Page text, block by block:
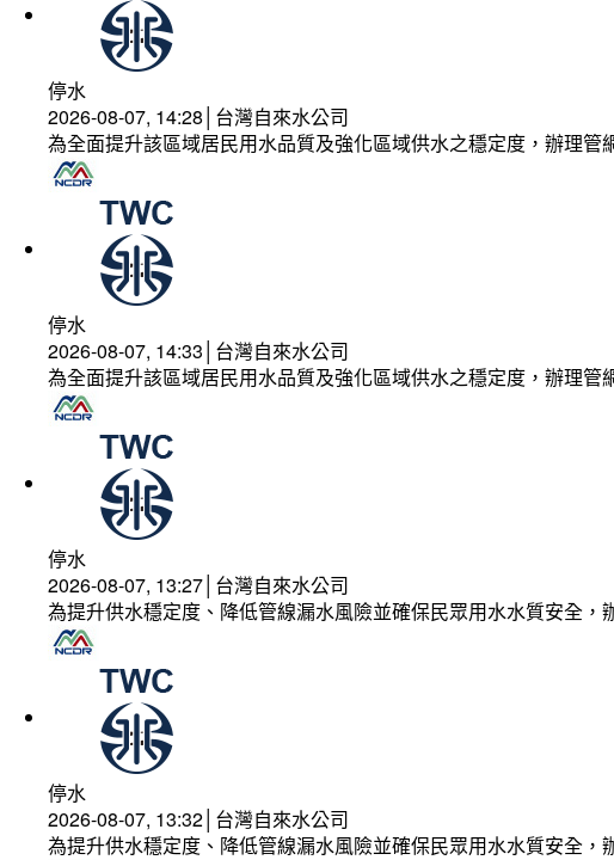
停水
2026-08-07, 14:28│台灣自來水公司
為全面提升該區域居民用水品質及強化區域供水之穩定度，辦理管
停水
2026-08-07, 14:33│台灣自來水公司
為全面提升該區域居民用水品質及強化區域供水之穩定度，辦理管
停水
2026-08-07, 13:27│台灣自來水公司
為提升供水穩定度、降低管線漏水風險並確保民眾用水水質安全
停水
2026-08-07, 13:32│台灣自來水公司
為提升供水穩定度、降低管線漏水風險並確保民眾用水水質安全